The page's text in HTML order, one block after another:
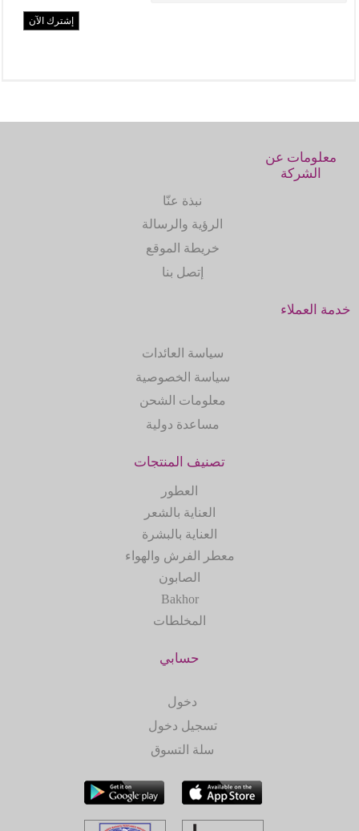
معلومات عن
الشركة
نبذة عنّا
الرؤية والرسالة
خريطة الموقع
إتصل بنا
خدمة العملاء
سياسة العائدات
سياسة الخصوصية
معلومات الشحن
مساعدة دولية
تصنيف المنتجات
العطور
العناية بالشعر
العناية بالبشرة
معطر الفرش والهواء
الصابون
Bakhor
المخلطات
حسابي
دخول
تسجيل دخول
سلة التسوق